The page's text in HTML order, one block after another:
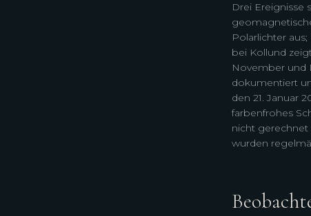
Drei Ereignisse
Polarlichter
bei Kollund
November und
dokumentiert
den 21. Januar
farbenfrohes
nicht gerechnet
wurden